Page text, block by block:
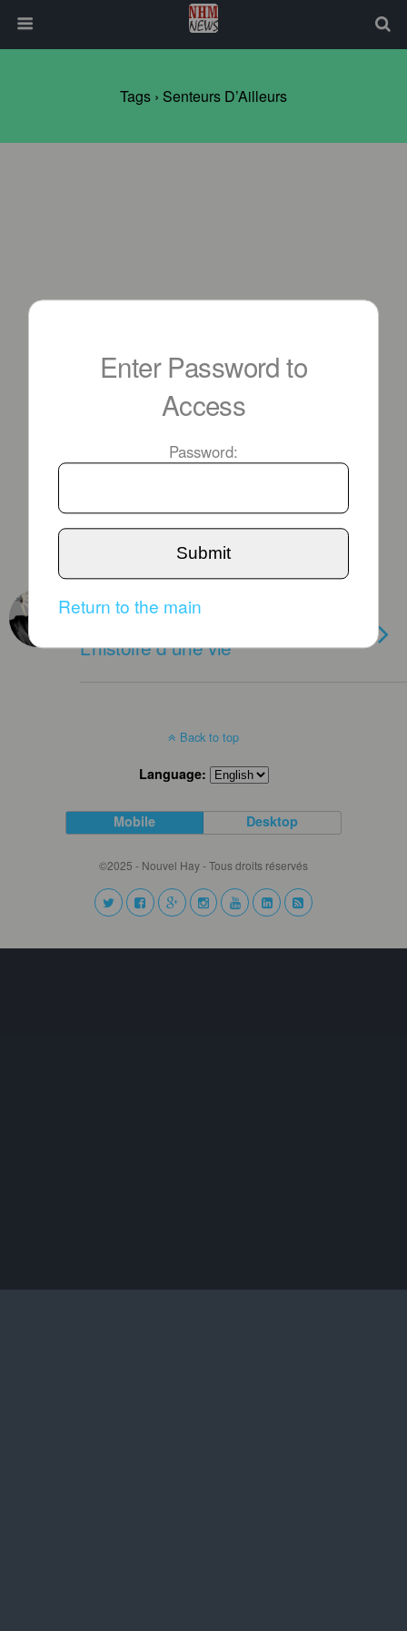
Tags › Senteurs D’Ailleurs
Jean-Michel Duriez PARIS :
L’histoire d’une vie
Back to top
Language:
Mobile Desktop
©2025 - Nouvel Hay - Tous droits réservés
Enter Password to
Access
Password:
Submit
Return to the main